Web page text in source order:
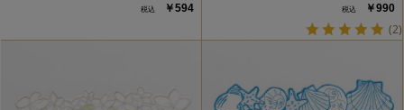
￥594 ￥990
(2)